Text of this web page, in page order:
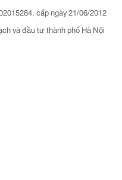
cấp ngày 21/06/2012
và đầu tư thành phố Hà Nội